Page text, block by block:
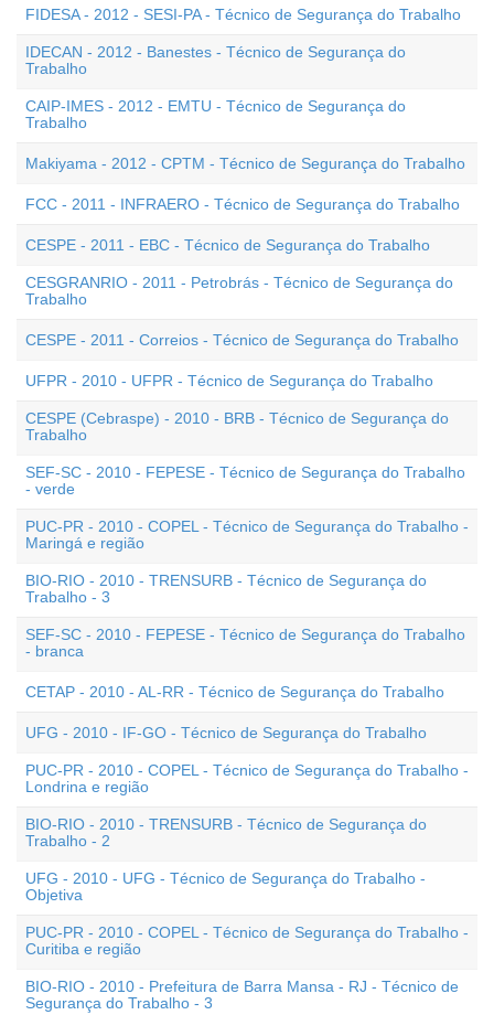
FIDESA - 2012 - SESI-PA - Técnico de Segurança do Trabalho
IDECAN - 2012 - Banestes - Técnico de Segurança do
Trabalho
CAIP-IMES - 2012 - EMTU - Técnico de Segurança do
Trabalho
Makiyama - 2012 - CPTM - Técnico de Segurança do Trabalho
FCC - 2011 - INFRAERO - Técnico de Segurança do Trabalho
CESPE - 2011 - EBC - Técnico de Segurança do Trabalho
CESGRANRIO - 2011 - Petrobrás - Técnico de Segurança do
Trabalho
CESPE - 2011 - Correios - Técnico de Segurança do Trabalho
UFPR - 2010 - UFPR - Técnico de Segurança do Trabalho
CESPE (Cebraspe) - 2010 - BRB - Técnico de Segurança do
Trabalho
SEF-SC - 2010 - FEPESE - Técnico de Segurança do Trabalho
- verde
PUC-PR - 2010 - COPEL - Técnico de Segurança do Trabalho -
Maringá e região
BIO-RIO - 2010 - TRENSURB - Técnico de Segurança do
Trabalho - 3
SEF-SC - 2010 - FEPESE - Técnico de Segurança do Trabalho
- branca
CETAP - 2010 - AL-RR - Técnico de Segurança do Trabalho
UFG - 2010 - IF-GO - Técnico de Segurança do Trabalho
PUC-PR - 2010 - COPEL - Técnico de Segurança do Trabalho -
Londrina e região
BIO-RIO - 2010 - TRENSURB - Técnico de Segurança do
Trabalho - 2
UFG - 2010 - UFG - Técnico de Segurança do Trabalho -
Objetiva
PUC-PR - 2010 - COPEL - Técnico de Segurança do Trabalho -
Curitiba e região
BIO-RIO - 2010 - Prefeitura de Barra Mansa - RJ - Técnico de
Segurança do Trabalho - 3